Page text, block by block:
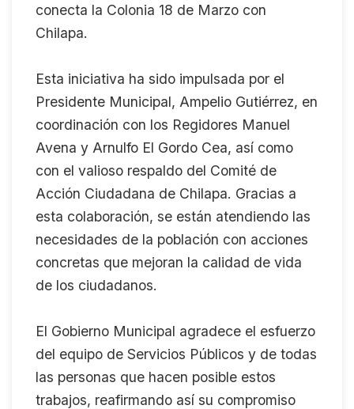
conecta la Colonia 18 de Marzo con
Chilapa.
Esta iniciativa ha sido impulsada por el
Presidente Municipal, Ampelio Gutiérrez, en
coordinación con los Regidores Manuel
Avena y Arnulfo El Gordo Cea, así como
con el valioso respaldo del Comité de
Acción Ciudadana de Chilapa. Gracias a
esta colaboración, se están atendiendo las
necesidades de la población con acciones
concretas que mejoran la calidad de vida
de los ciudadanos.
El Gobierno Municipal agradece el esfuerzo
del equipo de Servicios Públicos y de todas
las personas que hacen posible estos
trabajos, reafirmando así su compromiso